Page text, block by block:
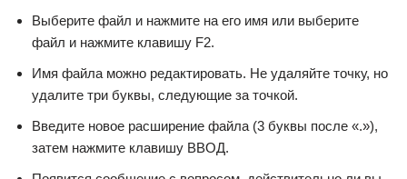
Выберите файл и нажмите на его имя или выберите
файл и нажмите клавишу F2.
Имя файла можно редактировать. Не удаляйте точку, но
удалите три буквы, следующие за точкой.
Введите новое расширение файла (3 буквы после «.»),
затем нажмите клавишу ВВОД.